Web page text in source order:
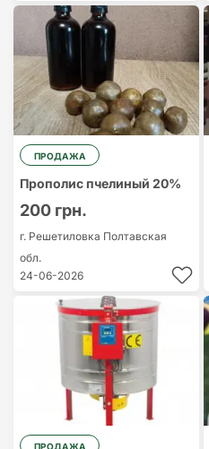
ПРОДАЖА
Прополис пчелиный 20%
200 грн.
г. Решетиловка Полтавская
обл.
24-06-2026
ПРОДАЖА